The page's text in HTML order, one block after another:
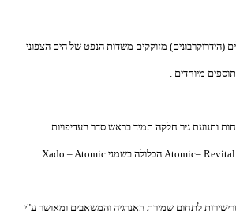
(הידרוקרבונים) מזוקקים משדות הנפט של הים הצפוני
מיוחדים .
ותנועת גיר חלקה תמיד בראש סדר העדיפויות
Atomic– הכלולה בשמני Xado – Atomic
.
לתחום שמירת האנרגיה והמשאבים ומאושר ע"י